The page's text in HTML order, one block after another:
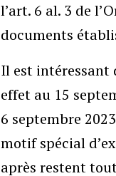
l’art. 6 al. 3 de
documents
Il est intéressant
effet au 15
6 septembre
motif spécial
après restent